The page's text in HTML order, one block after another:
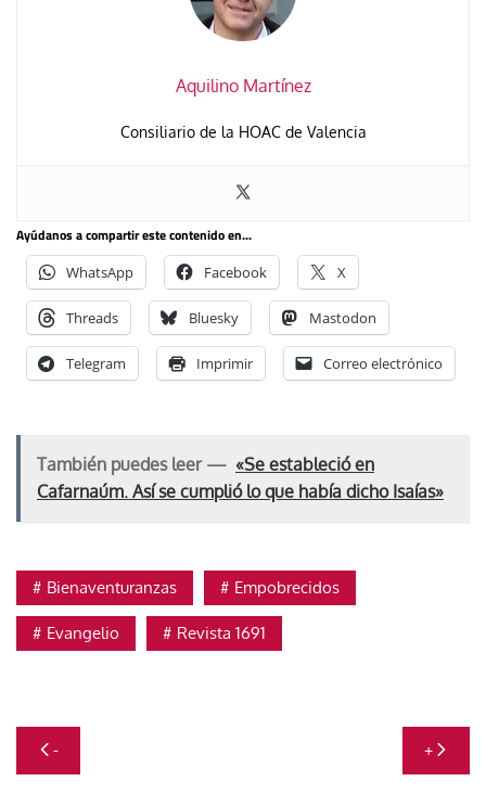
Aquilino Martínez
Consiliario de la HOAC de Valencia
Ayúdanos a compartir este contenido en...
WhatsApp Facebook X
Threads Bluesky Mastodon
Telegram Imprimir Correo electrónico
También puedes leer — «Se estableció en
Cafarnaúm. Así se cumplió lo que había dicho Isaías»
Bienaventuranzas Empobrecidos
Evangelio Revista 1691
Navegación
de
- +